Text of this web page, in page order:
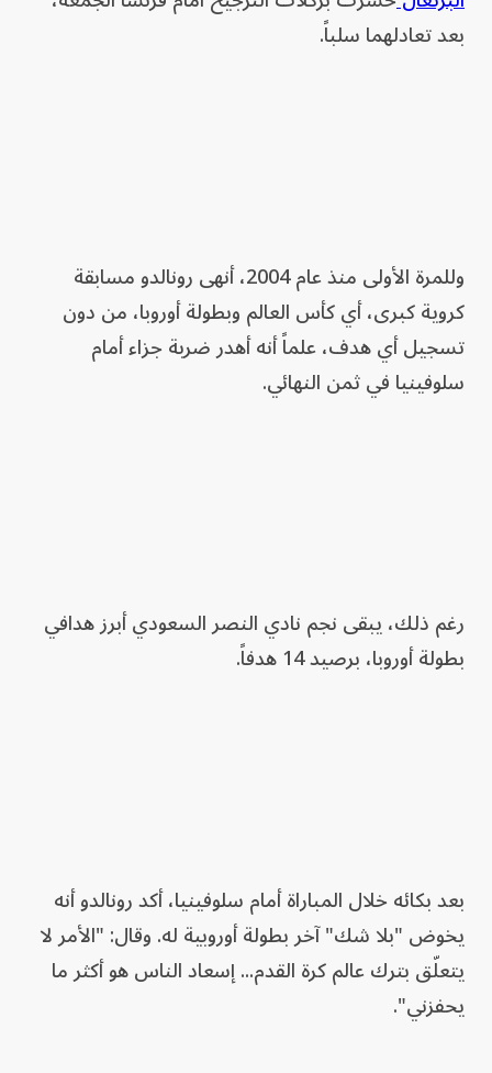
بعد تعادلهما سلباً.
وللمرة الأولى منذ عام 2004، أنهى رونالدو مسابقة
كروية كبرى، أي كأس العالم وبطولة أوروبا، من دون
تسجيل أي هدف، علماً أنه أهدر ضربة جزاء أمام
سلوفينيا في ثمن النهائي.
رغم ذلك، يبقى نجم نادي النصر السعودي أبرز هدافي
بطولة أوروبا، برصيد 14 هدفاً.
بعد بكائه خلال المباراة أمام سلوفينيا، أكد رونالدو أنه
يخوض "بلا شك" آخر بطولة أوروبية له. وقال: "الأمر لا
يتعلّق بترك عالم كرة القدم... إسعاد الناس هو أكثر ما
يحفزني".